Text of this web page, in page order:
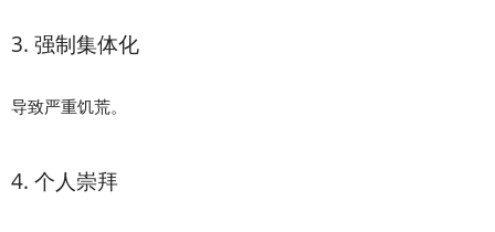
3. 强制集体化
导致严重饥荒。
4. 个人崇拜